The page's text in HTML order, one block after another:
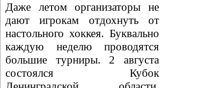
Даже летом организаторы не
дают игрокам отдохнуть от
настольного хоккея. Буквально
каждую неделю проводятся
большие турниры. 2 августа
состоялся Кубок